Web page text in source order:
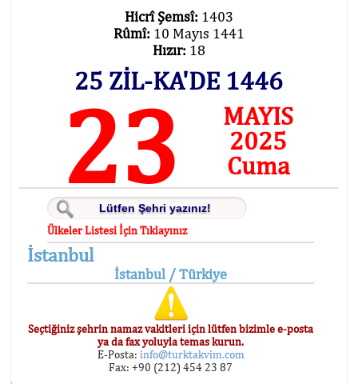
Hicrî Şemsî: 1403
Rûmî: 10 Mayıs 1441
Hızır: 18
25 ZİL-KA'DE 1446
23
MAYIS
2025
Cuma
Ülkeler Listesi İçin Tıklayınız
İstanbul
İstanbul / Türkiye
Seçtiğiniz şehrin namaz vakitleri için lütfen bizimle e-posta
ya da fax yoluyla temas kurun.
E-Posta: info@turktakvim.com
Fax: +90 (212) 454 23 87